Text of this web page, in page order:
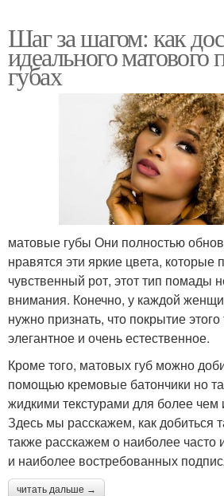
Шаг за шагом: как
идеального матового
губах
матовые губы Они полностью
нравятся эти яркие цвета,
чувственный рот, этот тип помады
внимания. Конечно, у каждой
нужно признать, что покрытие
элегантное и очень естественное.
Кроме того, матовых губ можно
помощью кремовые батончики но
жидкими текстурами для более чем
Здесь мы расскажем, как добиться
также расскажем о наиболее часто
и ​​наиболее востребованных
читать дальше →